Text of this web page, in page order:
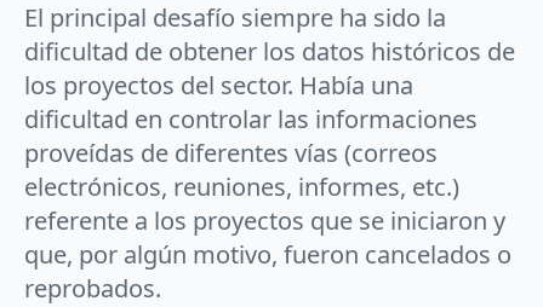
El principal desafío siempre ha sido la
dificultad de obtener los datos históricos de
los proyectos del sector. Había una
dificultad en controlar las informaciones
proveídas de diferentes vías (correos
electrónicos, reuniones, informes, etc.)
referente a los proyectos que se iniciaron y
que, por algún motivo, fueron cancelados o
reprobados.